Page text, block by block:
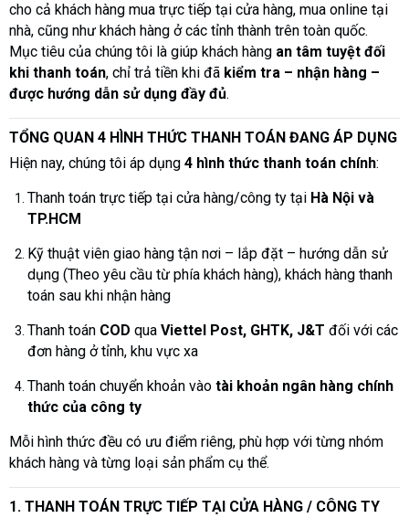
cho cả khách hàng mua trực tiếp tại cửa hàng, mua online tại
nhà, cũng như khách hàng ở các tỉnh thành trên toàn quốc.
Mục tiêu của chúng tôi là giúp khách hàng an tâm tuyệt đối
khi thanh toán, chỉ trả tiền khi đã kiểm tra – nhận hàng –
được hướng dẫn sử dụng đầy đủ.
TỔNG QUAN 4 HÌNH THỨC THANH TOÁN ĐANG ÁP DỤNG
Hiện nay, chúng tôi áp dụng 4 hình thức thanh toán chính:
Thanh toán trực tiếp tại cửa hàng/công ty tại Hà Nội và
TP.HCM
Kỹ thuật viên giao hàng tận nơi – lắp đặt – hướng dẫn sử
dụng (Theo yêu cầu từ phía khách hàng), khách hàng thanh
toán sau khi nhận hàng
Thanh toán COD qua Viettel Post, GHTK, J&T đối với các
đơn hàng ở tỉnh, khu vực xa
Thanh toán chuyển khoản vào tài khoản ngân hàng chính
thức của công ty
Mỗi hình thức đều có ưu điểm riêng, phù hợp với từng nhóm
khách hàng và từng loại sản phẩm cụ thể.
1. THANH TOÁN TRỰC TIẾP TẠI CỬA HÀNG / CÔNG TY